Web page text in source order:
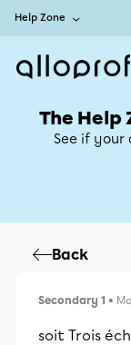
Help Zone
The Help
See if your
Back
Secondary 1 •
soit Trois